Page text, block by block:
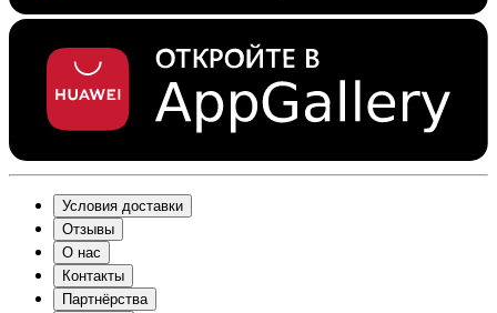
Условия доставки
Отзывы
О нас
Контакты
Партнёрства